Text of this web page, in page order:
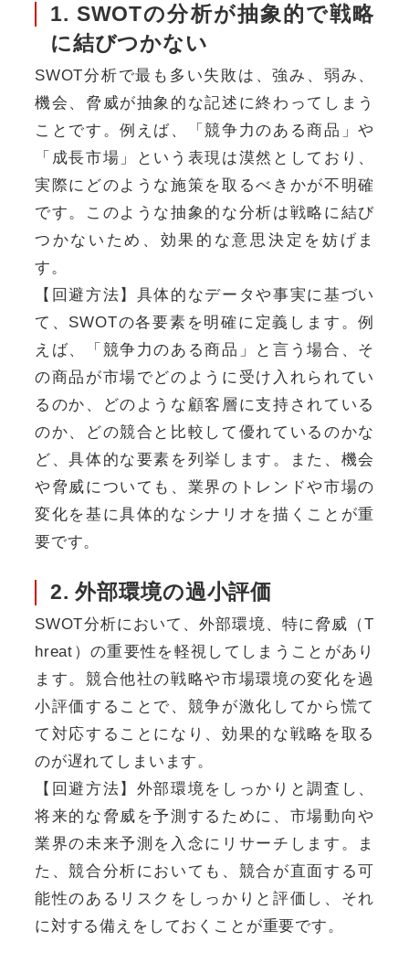
1. SWOTの分析が抽象的で戦略
に結びつかない
SWOT分析で最も多い失敗は、強み、弱み、
機会、脅威が抽象的な記述に終わってしまう
ことです。例えば、「競争力のある商品」や
「成長市場」という表現は漠然としており、
実際にどのような施策を取るべきかが不明確
です。このような抽象的な分析は戦略に結び
つかないため、効果的な意思決定を妨げま
す。
【回避方法】具体的なデータや事実に基づい
て、SWOTの各要素を明確に定義します。例
えば、「競争力のある商品」と言う場合、そ
の商品が市場でどのように受け入れられてい
るのか、どのような顧客層に支持されている
のか、どの競合と比較して優れているのかな
ど、具体的な要素を列挙します。また、機会
や脅威についても、業界のトレンドや市場の
変化を基に具体的なシナリオを描くことが重
要です。
2. 外部環境の過小評価
SWOT分析において、外部環境、特に脅威（T
hreat）の重要性を軽視してしまうことがあり
ます。競合他社の戦略や市場環境の変化を過
小評価することで、競争が激化してから慌て
て対応することになり、効果的な戦略を取る
のが遅れてしまいます。
【回避方法】外部環境をしっかりと調査し、
将来的な脅威を予測するために、市場動向や
業界の未来予測を入念にリサーチします。ま
た、競合分析においても、競合が直面する可
能性のあるリスクをしっかりと評価し、それ
に対する備えをしておくことが重要です。